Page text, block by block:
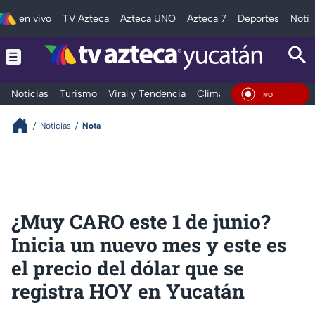
en vivo TV Azteca Azteca UNO Azteca 7 Deportes
Noticias Turismo Viral y Tendencia Clima Deportes
En Vivo
Noticias Nota
¿Muy CARO este 1 de junio?
Inicia un nuevo mes y este es
el precio del dólar que se
registra HOY en Yucatán